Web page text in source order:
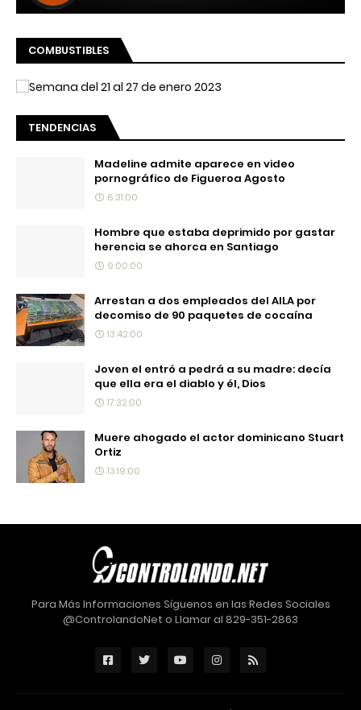
COMBUSTIBLES
TENDENCIAS
Madeline admite aparece en video
pornográfico de Figueroa Agosto
6:31:00
Hombre que estaba deprimido por gastar
herencia se ahorca en Santiago
9:00:00
Arrestan a dos empleados del AILA por
decomiso de 90 paquetes de cocaína
13:42:00
Joven el entró a pedrá a su madre: decía
que ella era el diablo y él, Dios
17:32:00
Muere ahogado el actor dominicano Stuart
Ortiz
13:19:00
Para Más Informaciones Síguenos en las Redes Sociales
@ControlandoNet o Llamar al 829-351-2863